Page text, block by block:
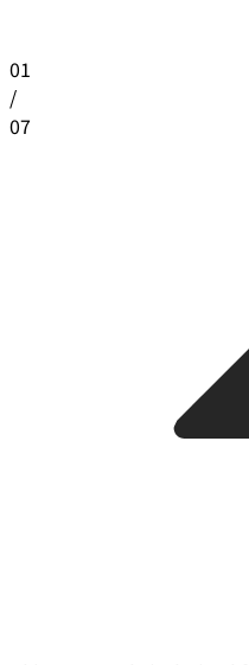
01
/
07